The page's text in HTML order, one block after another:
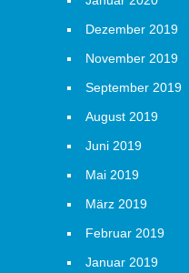
Dezember 2019
November 2019
September 2019
August 2019
Juni 2019
Mai 2019
März 2019
Februar 2019
Januar 2019